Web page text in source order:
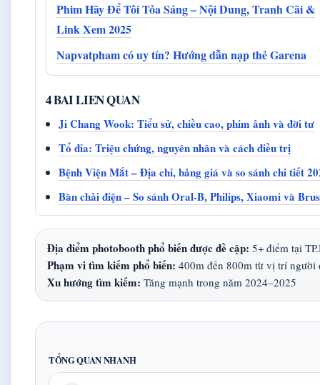
Phim Hãy Để Tôi Tỏa Sáng – Nội Dung, Tranh Cãi &
Link Xem 2025
Napvatpham có uy tín? Hướng dẫn nạp thẻ Garena
4 BAI LIEN QUAN
Ji Chang Wook: Tiểu sử, chiều cao, phim ảnh và đời tư
Tổ đỉa: Triệu chứng, nguyên nhân và cách điều trị
Bệnh Viện Mắt – Địa chỉ, bảng giá và so sánh chi tiết
Bàn chải điện – So sánh Oral-B, Philips, Xiaomi và
Địa điểm photobooth phổ biến được đề cập: 5+ điểm tại
Phạm vi tìm kiếm phổ biến: 400m đến 800m từ vị trí người
Xu hướng tìm kiếm: Tăng mạnh trong năm 2024–2025
TỔNG QUAN NHANH